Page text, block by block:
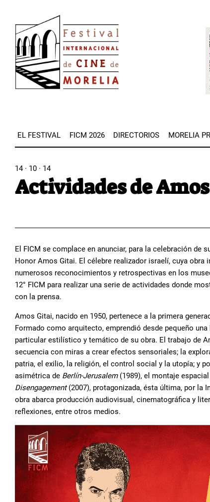
contenido
principal
EL FESTIVAL FICM 2026 DIRECTORIOS MORELIA
14 · 10 · 14
Actividades de
El FICM se complace en anunciar, para la celebración de
Honor Amos Gitai. El célebre realizador israelí, cuya
numerosos reconocimientos y retrospectivas en los
12° FICM para realizar una serie de actividades donde
con la prensa.
Amos Gitai, nacido en 1950, pertenece a la primera
Formado como arquitecto, emprendió desde pequeño
particular estilístico y temático de su obra. El trabajo de
secuencia con miras a crear efectos sensoriales; la
patria, el exilio, la religión, el control social y la utopía; y
asimétrica de Berlín-Jerusalem(1989), el montaje espacial
Disengagement(2007), protagonizada, ésta última, por la
obra abarca producción audiovisual, cinematográfica y
reflexiones, entre otros medios.